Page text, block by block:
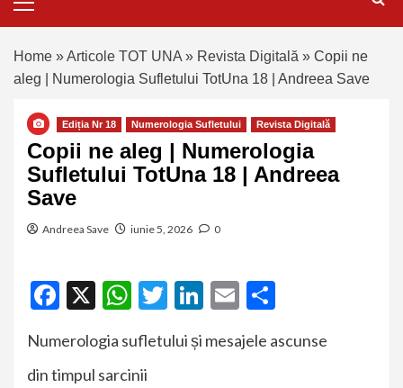
Home »Articole TOT UNA » Revista Digitală » Copii ne
aleg | Numerologia Sufletului TotUna 18 | Andreea Save
Ediția Nr 18 Numerologia Sufletului Revista Digitală
Copii ne aleg | Numerologia
Sufletului TotUna 18 | Andreea
Save
Andreea Save iunie 5, 2026 0
Facebook
X WhatsApp
Twitter
LinkedIn
Email
Numerologia sufletului și mesajele ascunse
din timpul sarcinii